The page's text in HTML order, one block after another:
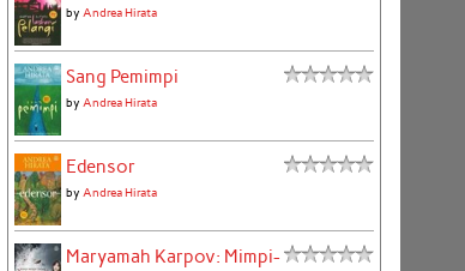
by Andrea Hirata
Sang Pemimpi
by Andrea Hirata
Edensor
by Andrea Hirata
Maryamah Karpov: Mimpi-